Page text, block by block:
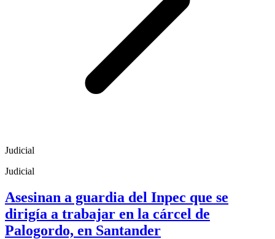
Judicial
Judicial
Asesinan a guardia del Inpec que se
dirigía a trabajar en la cárcel de
Palogordo, en Santander